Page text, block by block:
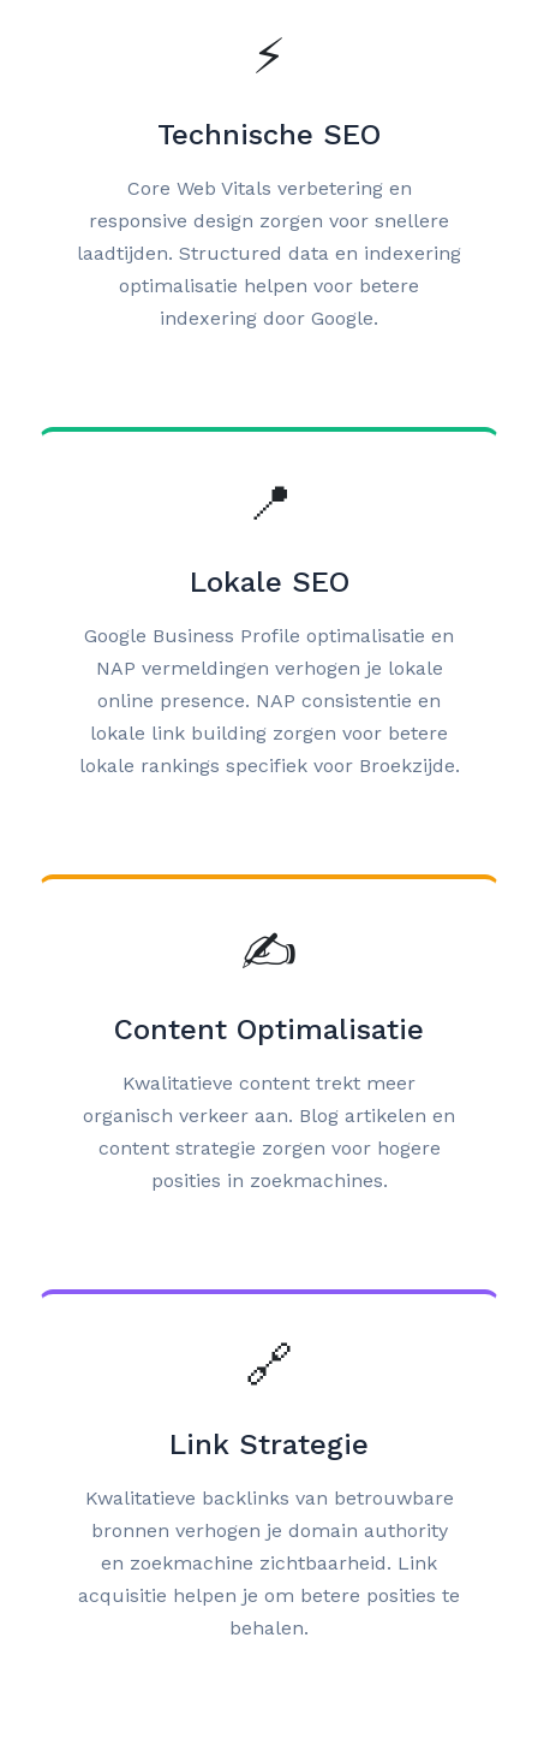
⚡
Technische SEO
Core Web Vitals verbetering en
responsive design zorgen voor snellere
laadtijden. Structured data en indexering
optimalisatie helpen voor betere
indexering door Google.
📍
Lokale SEO
Google Business Profile optimalisatie en
NAP vermeldingen verhogen je lokale
online presence. NAP consistentie en
lokale link building zorgen voor betere
lokale rankings specifiek voor Broekzijde.
✍️
Content Optimalisatie
Kwalitatieve content trekt meer
organisch verkeer aan. Blog artikelen en
content strategie zorgen voor hogere
posities in zoekmachines.
🔗
Link Strategie
Kwalitatieve backlinks van betrouwbare
bronnen verhogen je domain authority
en zoekmachine zichtbaarheid. Link
acquisitie helpen je om betere posities te
behalen.